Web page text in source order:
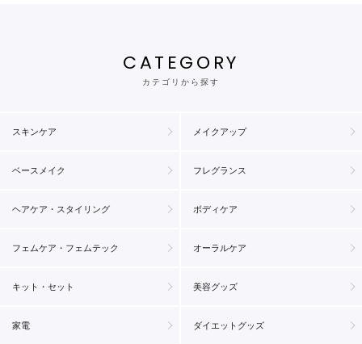
CATEGORY
カテゴリから探す
スキンケア メイクアップ
ベースメイク フレグランス
ヘアケア・スタイリング ボディケア
フェムケア・フェムテック オーラルケア
キット・セット 美容グッズ
家電 ダイエットグッズ